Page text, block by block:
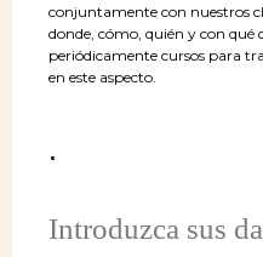
conjuntamente con nuestros
donde, cómo, quién y con qué
periódicamente cursos para
en este aspecto.
.
Introduzca sus